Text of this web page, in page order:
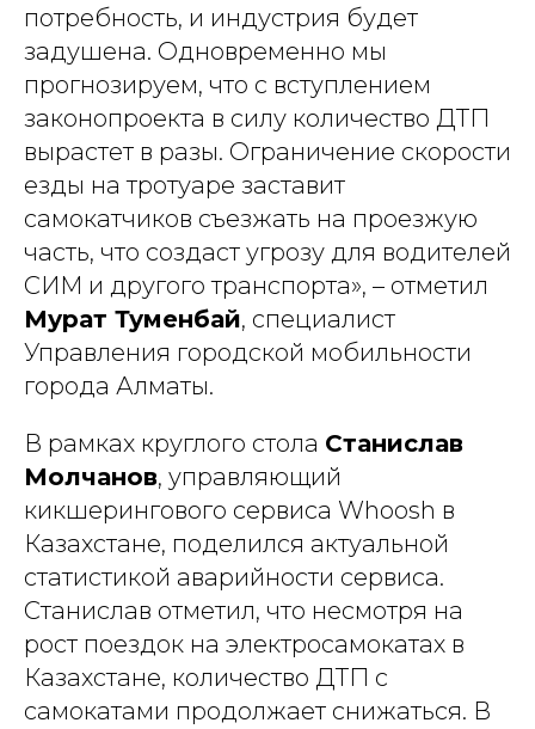
потребность, и индустрия будет
задушена. Одновременно мы
прогнозируем, что с вступлением
законопроекта в силу количество ДТП
вырастет в разы. Ограничение скорости
езды на тротуаре заставит
самокатчиков съезжать на проезжую
часть, что создаст угрозу для водителей
СИМ и другого транспорта», – отметил
Мурат Туменбай, специалист
Управления городской мобильности
города Алматы.
В рамках круглого стола Станислав
Молчанов, управляющий
кикшерингового сервиса Whoosh в
Казахстане, поделился актуальной
статистикой аварийности сервиса.
Станислав отметил, что несмотря на
рост поездок на электросамокатах в
Казахстане, количество ДТП с
самокатами продолжает снижаться. В